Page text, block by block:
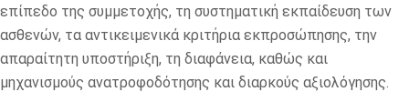
επίπεδο της συμμετοχής, τη συστηματική εκπαίδευση των
ασθενών, τα αντικειμενικά κριτήρια εκπροσώπησης, την
απαραίτητη υποστήριξη, τη διαφάνεια, καθώς και
μηχανισμούς ανατροφοδότησης και διαρκούς αξιολόγησης.